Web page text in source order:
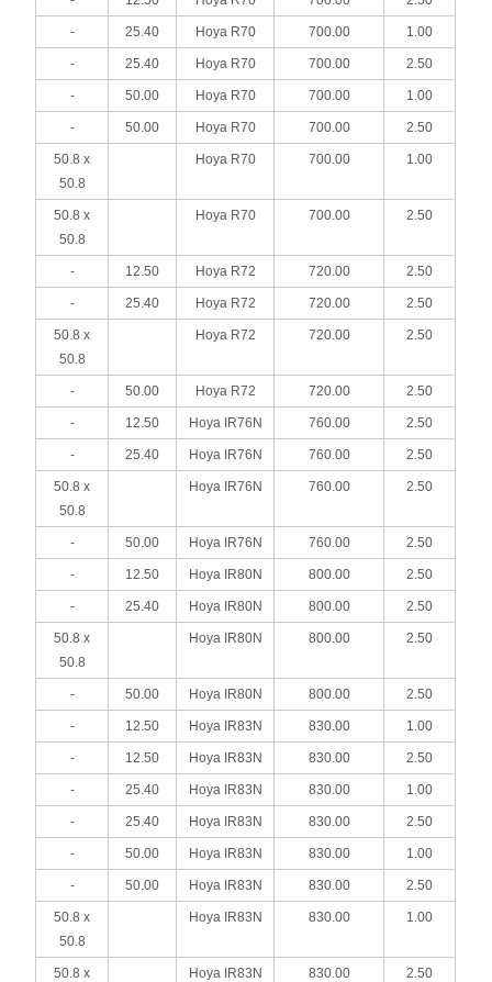
- 25.40 Hoya R70 700.00 1.00
- 25.40 Hoya R70 700.00 2.50
- 50.00 Hoya R70 700.00 1.00
- 50.00 Hoya R70 700.00 2.50
50.8 x
50.8
Hoya R70 700.00 1.00
50.8 x
50.8
Hoya R70 700.00 2.50
- 12.50 Hoya R72 720.00 2.50
- 25.40 Hoya R72 720.00 2.50
50.8 x
50.8
Hoya R72 720.00 2.50
- 50.00 Hoya R72 720.00 2.50
- 12.50 Hoya IR76N 760.00 2.50
- 25.40 Hoya IR76N 760.00 2.50
50.8 x
50.8
Hoya IR76N 760.00 2.50
- 50.00 Hoya IR76N 760.00 2.50
- 12.50 Hoya IR80N 800.00 2.50
- 25.40 Hoya IR80N 800.00 2.50
50.8 x
50.8
Hoya IR80N 800.00 2.50
- 50.00 Hoya IR80N 800.00 2.50
- 12.50 Hoya IR83N 830.00 1.00
- 12.50 Hoya IR83N 830.00 2.50
- 25.40 Hoya IR83N 830.00 1.00
- 25.40 Hoya IR83N 830.00 2.50
- 50.00 Hoya IR83N 830.00 1.00
- 50.00 Hoya IR83N 830.00 2.50
50.8 x
50.8
Hoya IR83N 830.00 1.00
50.8 x
Hoya IR83N 830.00 2.50